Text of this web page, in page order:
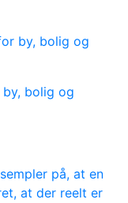
by, bolig og
bolig og
på, at en
at der reelt er